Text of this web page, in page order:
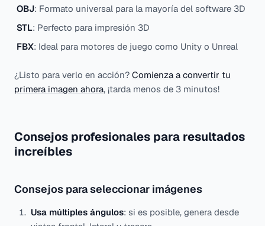
OBJ: Formato universal para la mayoría del software 3D
STL: Perfecto para impresión 3D
FBX: Ideal para motores de juego como Unity o Unreal
¿Listo para verlo en acción? Comienza a convertir tu
primera imagen ahora, ¡tarda menos de 3 minutos!
Consejos profesionales para resultados
increíbles
Consejos para seleccionar imágenes
Usa múltiples ángulos: si es posible, genera desde